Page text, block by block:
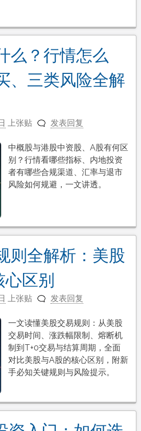
么？行情怎么
、三类风险全解
上张贴 发表回复
中概股与港股中资股、A股有何区
别？行情看哪些指标、内地投资
者有哪些合规渠道、汇率与退市
风险如何规避，一文讲透。
则全解析：美股
区别
上张贴 发表回复
一文读懂美股交易规则：从美股
交易时间、涨跌幅限制、熔断机
制到T+0交易与结算周期，全面
对比美股与A股的核心区别，附新
手必知关键规则与风险提示。